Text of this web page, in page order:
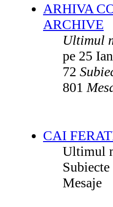
ARHIVA
ARCHIVE
Ultimul
pe 25
72
801
CAI
Ultimul
Subiecte
Mesaje